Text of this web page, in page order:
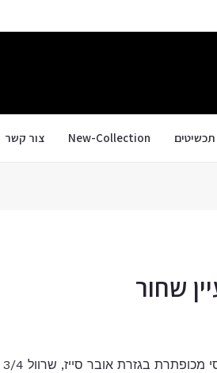
תכשיטים New-Collection צור קשר
שחור